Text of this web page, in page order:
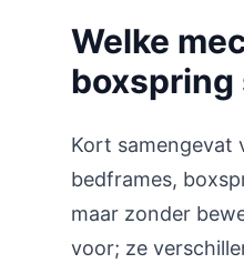
Welke
boxspring
Kort samengevat
bedframes,
maar zonder
voor; ze